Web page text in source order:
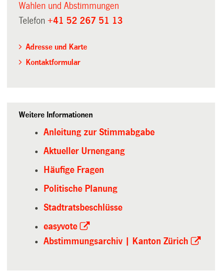
Wahlen und Abstimmungen
Telefon+41 52 267 51 13
Adresse und Karte
Kontaktformular
Weitere Informationen
Anleitung zur Stimmabgabe
Aktueller Urnengang
Häufige Fragen
Politische Planung
Stadtratsbeschlüsse
easyvote
Abstimmungsarchiv | Kanton Zürich